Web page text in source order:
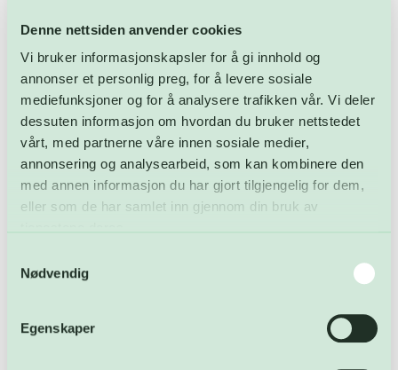
Denne nettsiden anvender cookies
Vi bruker informasjonskapsler for å gi innhold og
annonser et personlig preg, for å levere sosiale
mediefunksjoner og for å analysere trafikken vår. Vi deler
dessuten informasjon om hvordan du bruker nettstedet
vårt, med partnerne våre innen sosiale medier,
annonsering og analysearbeid, som kan kombinere den
med annen informasjon du har gjort tilgjengelig for dem,
eller som de har samlet inn gjennom din bruk av
Nødvendig
Egenskaper
Byggestarten var 1. juni 2023. Litt over tre år senere står
anlegget klart, etter en stor innsats fra mange involverte.
— Inntil 300 samtidige arbeidere har lagt ned rundt
530.000 arbeidstimer. Da er det ekstra gledelig at vi
leverer på fremdrift, innenfor frister, og ikke minst på
budsjett, sa Sundby.
— Dette gjør meg ekstra stolt av teamet vårt og alle
gratulerer med dagen!
Driftsoperatør ved
avfallsforbrenningsanlegget